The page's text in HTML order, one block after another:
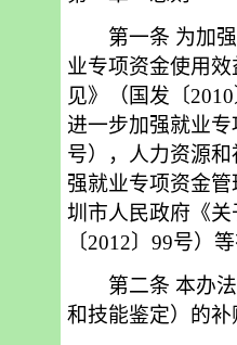
第一条 为加强
业专项资金使用
见》（国发〔
进一步加强就业
号），人力资源
强就业专项资金
圳市人民政府《
〔2012〕99号）
第二条 本办法
和技能鉴定）的